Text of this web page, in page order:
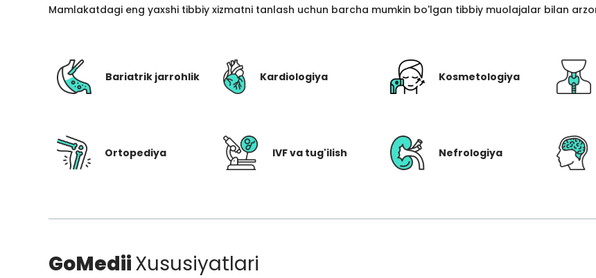
Mamlakatdagi eng yaxshi tibbiy xizmatni tanlash uchun barcha mumkin bo'lgan tibbiy muolajalar bilan
Bariatrik jarrohlik Kardiologiya Kosmetologiya
Ortopediya IVF va tug'ilish Nefrologiya
GoMediiXususiyatlari